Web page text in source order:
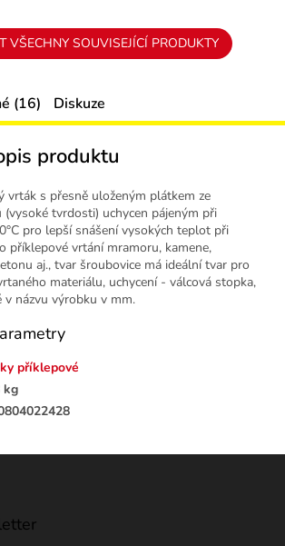
VŠECHNY SOUVISEJÍCÍ PRODUKTY
(16) Diskuze
produktu
vrták s přesně uloženým plátkem ze
tvrdosti) uchycen pájeným při
pro lepší snášení vysokých teplot při
příklepové vrtání mramoru, kamene,
aj., tvar šroubovice má ideální tvar pro
materiálu, uchycení - válcová stopka,
v názvu výrobku v mm.
příklepové
kg